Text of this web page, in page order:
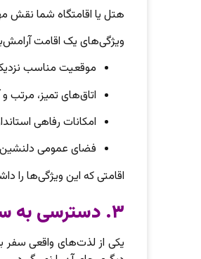
هتل یا اقامتگاه شما نقش
ویژگی‌های یک اقامت
موقعیت مناسب
اتاق‌های تمیز، مرتب و
امکانات رفاهی
فضای عمومی دلنشین
اقامتی که این ویژگی‌ها را
۳. دسترسی به ساحل و اسکله‌ها
یکی از لذت‌های واقعی